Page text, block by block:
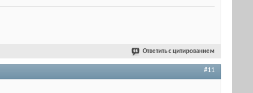
Ответить с цитированием
#11